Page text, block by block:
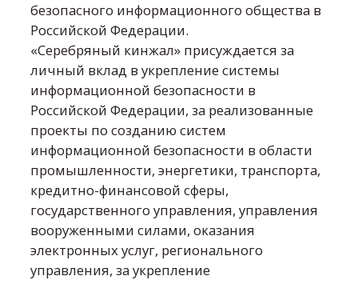
безопасного информационного общества в
Российской Федерации.
«Серебряный кинжал» присуждается за
личный вклад в укрепление системы
информационной безопасности в
Российской Федерации, за реализованные
проекты по созданию систем
информационной безопасности в области
промышленности, энергетики, транспорта,
кредитно-финансовой сферы,
государственного управления, управления
вооруженными силами, оказания
электронных услуг, регионального
управления, за укрепление